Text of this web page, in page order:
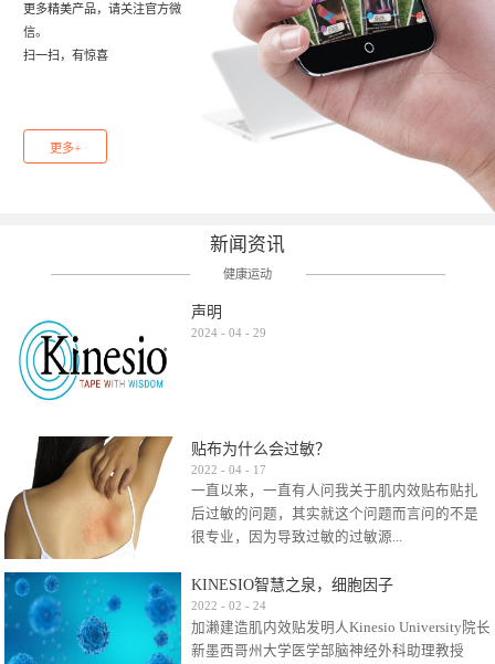
更多精美产品，请关注官方微
信。
扫一扫，有惊喜
更多+
新闻资讯
健康运动
声明
2024 - 04 - 29
贴布为什么会过敏？
2022 - 04 - 17
一直以来，一直有人问我关于肌内效贴布贴扎
后过敏的问题，其实就这个问题而言问的不是
很专业，因为导致过敏的过敏源...
很多，比如试穿件衣服有时都会过敏，特定条
件下吃东西有时也会过敏，难道不吃不穿了？
其他品牌的在此我们不予评价，就KINESIO肌内
KINESIO智慧之泉，细胞因子
2022 - 02 - 24
加濑建造肌内效贴发明人Kinesio University院长
新墨西哥州大学医学部脑神经外科助理教授